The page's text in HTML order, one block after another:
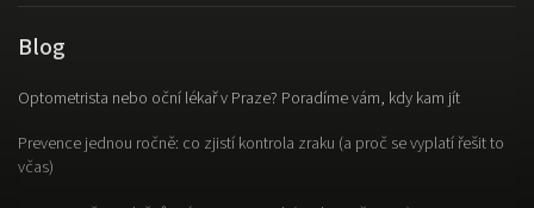
Blog
Optometrista nebo oční lékař v Praze? Poradíme vám, kdy kam jít
Prevence jednou ročně: co zjistí kontrola zraku (a proč se vyplatí řešit to
včas)